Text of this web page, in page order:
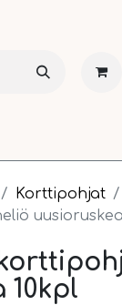
Korttipohjat
10kpl